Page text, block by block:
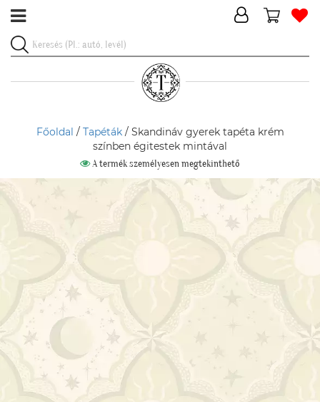
Főoldal / Tapéták/ Skandináv gyerek tapéta krém
színben égitestek mintával
A termék személyesen megtekinthető